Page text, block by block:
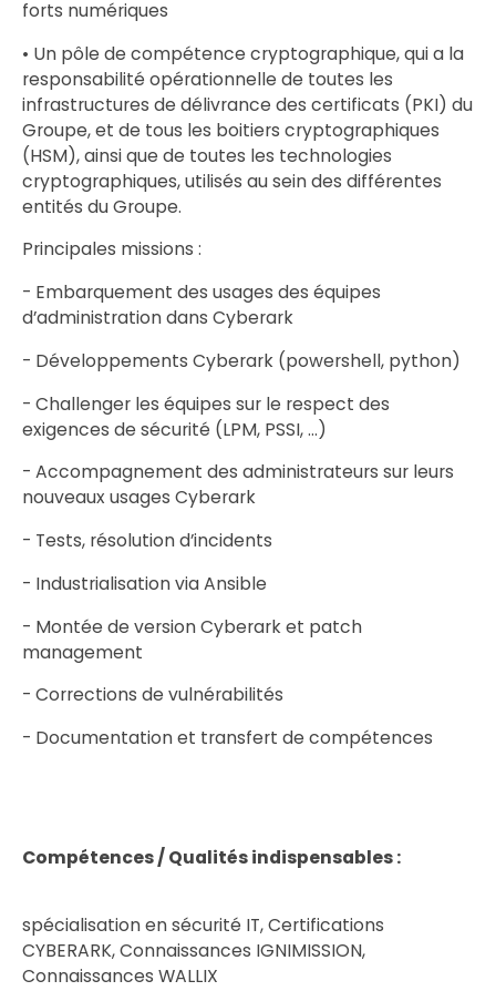
forts numériques
• Un pôle de compétence cryptographique, qui a la
responsabilité opérationnelle de toutes les
infrastructures de délivrance des certificats (PKI) du
Groupe, et de tous les boitiers cryptographiques
(HSM), ainsi que de toutes les technologies
cryptographiques, utilisés au sein des différentes
entités du Groupe.
Principales missions :
- Embarquement des usages des équipes
d’administration dans Cyberark
- Développements Cyberark (powershell, python)
- Challenger les équipes sur le respect des
exigences de sécurité (LPM, PSSI, …)
- Accompagnement des administrateurs sur leurs
nouveaux usages Cyberark
- Tests, résolution d’incidents
- Industrialisation via Ansible
- Montée de version Cyberark et patch
management
- Corrections de vulnérabilités
- Documentation et transfert de compétences
Compétences / Qualités indispensables :
spécialisation en sécurité IT, Certifications
CYBERARK, Connaissances IGNIMISSION,
Connaissances WALLIX